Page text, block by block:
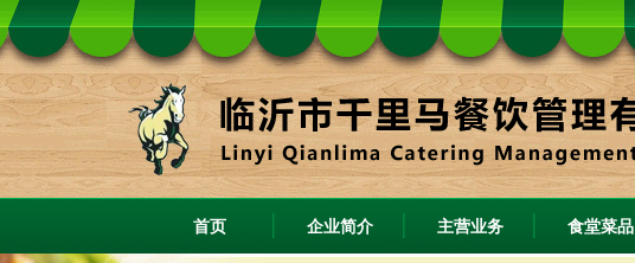
首页 企业简介 主营业务 食堂菜品